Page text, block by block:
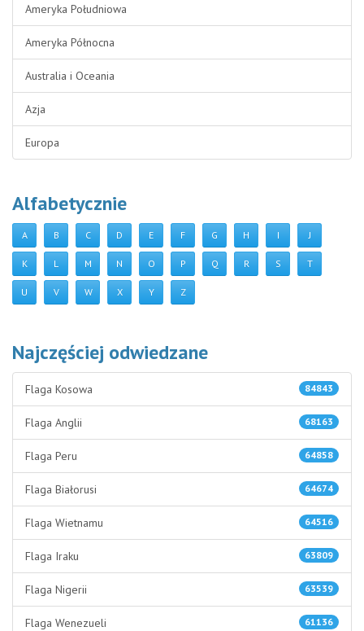
Ameryka Południowa
Ameryka Północna
Australia i Oceania
Azja
Europa
Alfabetycznie
A B C D E F G H I J
K L M N O P Q R S T
U V W X Y Z
Najczęściej odwiedzane
84843
Flaga Kosowa
68163
Flaga Anglii
64858
Flaga Peru
64674
Flaga Białorusi
64516
Flaga Wietnamu
63809
Flaga Iraku
63539
Flaga Nigerii
61136
Flaga Wenezueli